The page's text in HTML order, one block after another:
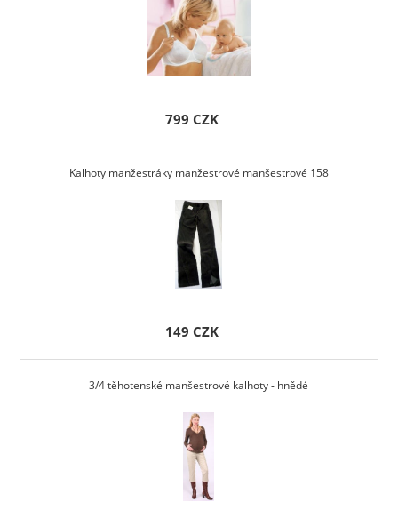
799 CZK
Kalhoty manžestráky manžestrové manšestrové 158
149 CZK
3/4 těhotenské manšestrové kalhoty - hnědé